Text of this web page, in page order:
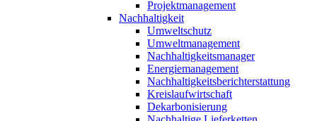
Projektmanagement
Nachhaltigkeit
Umweltschutz
Umweltmanagement
Nachhaltigkeitsmanager
Energiemanagement
Nachhaltigkeitsberichterstattung
Kreislaufwirtschaft
Dekarbonisierung